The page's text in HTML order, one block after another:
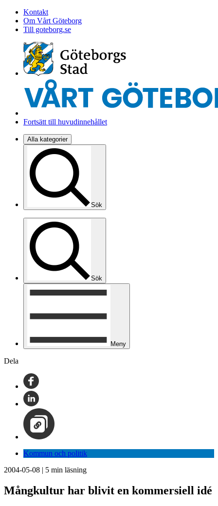
Kontakt
Om Vårt Göteborg
Till goteborg.se
Fortsätt till huvudinnehållet
Alla kategorier
Sök
Sök
Meny
Dela
Kommun och politik
2004-05-08 | 5 min läsning
Mångkultur har blivit en kommersiell idé